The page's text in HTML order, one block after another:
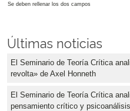
Se deben rellenar los dos campos
Últimas noticias
El Seminario de Teoría Crítica
revolta» de Axel Honneth
El Seminario de Teoría Crítica
pensamiento crítico y psicoanálisis